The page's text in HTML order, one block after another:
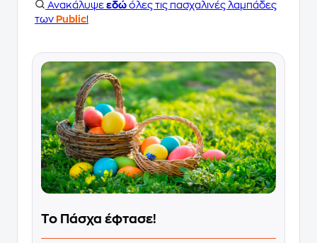
Ανακάλυψε εδώ όλες τις πασχαλινές λαμπάδες
των Public!
Το Πάσχα έφτασε!